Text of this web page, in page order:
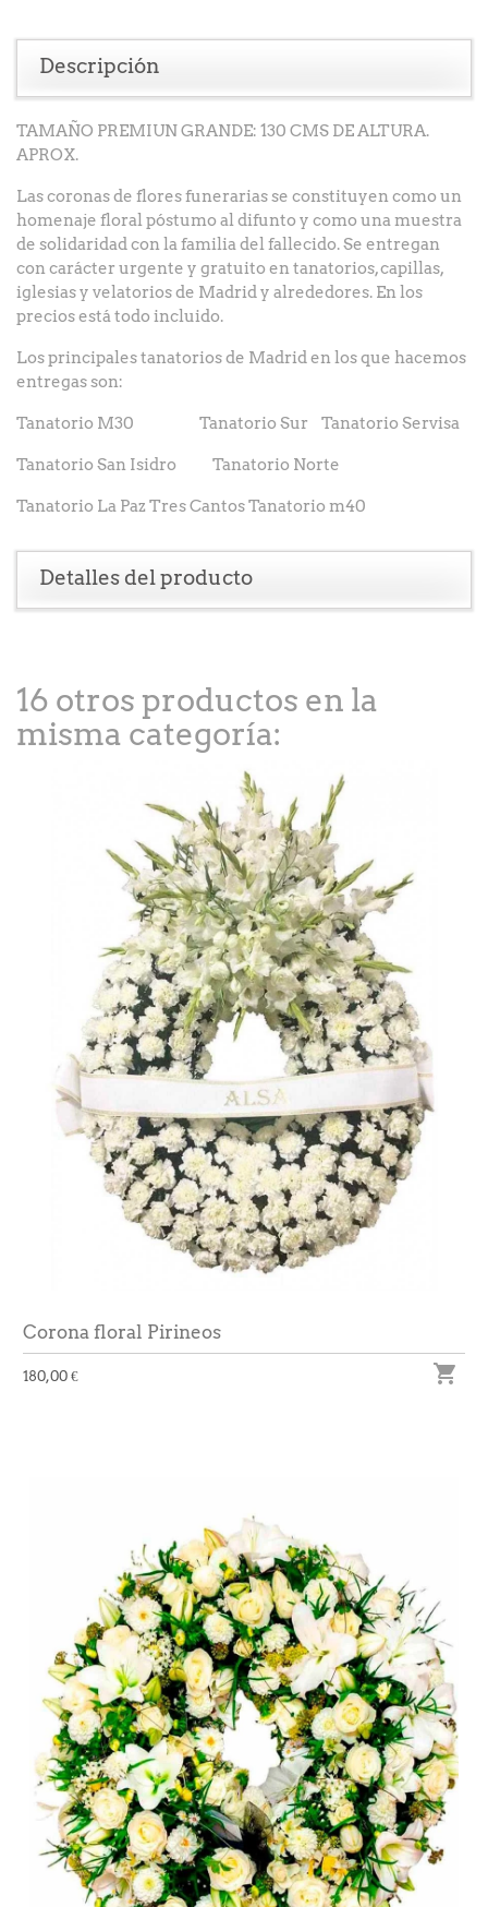
Descripción
TAMAÑO PREMIUN GRANDE: 130 CMS DE ALTURA.
APROX.
Las coronas de flores funerarias se constituyen como un
homenaje floral póstumo al difunto y como una muestra
de solidaridad con la familia del fallecido. Se entregan
con carácter urgente y gratuito en tanatorios, capillas,
iglesias y velatorios de Madrid y alrededores. En los
precios está todo incluido.
Los principales tanatorios de Madrid en los que hacemos
entregas son:
Tanatorio M30 Tanatorio Sur Tanatorio Servisa
Tanatorio San Isidro Tanatorio Norte
Tanatorio La Paz Tres Cantos Tanatorio m40
Detalles del producto
16 otros productos en la
misma categoría:
Corona floral Pirineos
180,00 € 